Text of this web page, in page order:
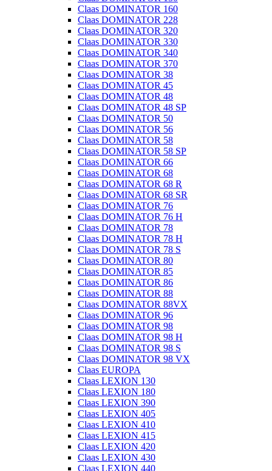
Claas DOMINATOR 160
Claas DOMINATOR 228
Claas DOMINATOR 320
Claas DOMINATOR 330
Claas DOMINATOR 340
Claas DOMINATOR 370
Claas DOMINATOR 38
Claas DOMINATOR 45
Claas DOMINATOR 48
Claas DOMINATOR 48 SP
Claas DOMINATOR 50
Claas DOMINATOR 56
Claas DOMINATOR 58
Claas DOMINATOR 58 SP
Claas DOMINATOR 66
Claas DOMINATOR 68
Claas DOMINATOR 68 R
Claas DOMINATOR 68 SR
Claas DOMINATOR 76
Claas DOMINATOR 76 H
Claas DOMINATOR 78
Claas DOMINATOR 78 H
Claas DOMINATOR 78 S
Claas DOMINATOR 80
Claas DOMINATOR 85
Claas DOMINATOR 86
Claas DOMINATOR 88
Claas DOMINATOR 88VX
Claas DOMINATOR 96
Claas DOMINATOR 98
Claas DOMINATOR 98 H
Claas DOMINATOR 98 S
Claas DOMINATOR 98 VX
Claas EUROPA
Claas LEXION 130
Claas LEXION 180
Claas LEXION 390
Claas LEXION 405
Claas LEXION 410
Claas LEXION 415
Claas LEXION 420
Claas LEXION 430
Claas LEXION 440